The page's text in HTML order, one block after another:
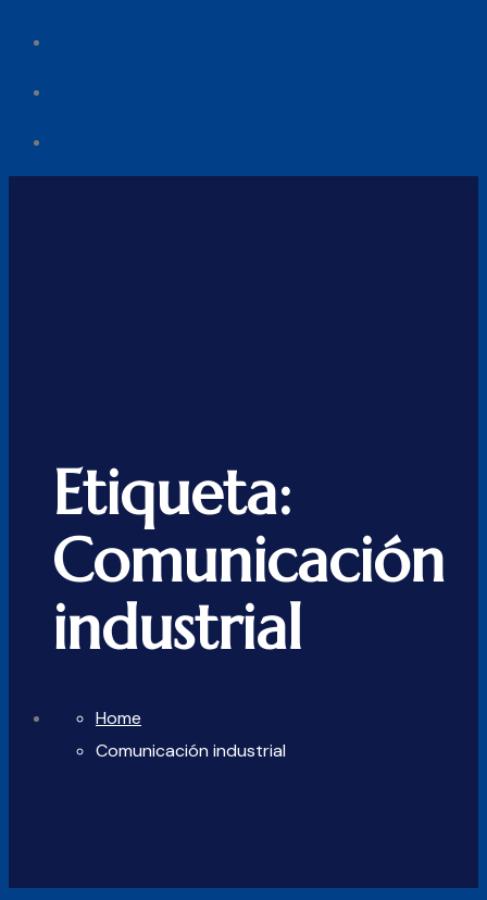
Etiqueta:
Comunicación
industrial
Home
Comunicación industrial